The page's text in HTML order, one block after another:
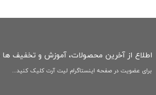
اطلاع از آخرین محصولات، آموزش و تخفیف ها
برای عضویت در صفحه اینستاگرام لیت آرت کلیک کنید...